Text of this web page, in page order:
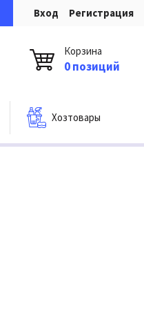
Вход Регистрация
Корзина
0 позиций
Хозтовары